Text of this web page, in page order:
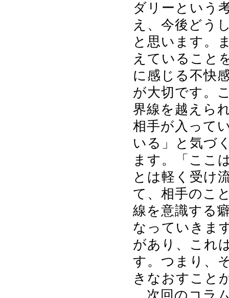
ダリーという
え、今後どう
と思います。
えていること
に感じる不快
が大切です。
界線を越えら
相手が入って
いる」と気づ
ます。「ここ
とは軽く受け
て、相手のこ
線を意識する
なっていきま
があり、これ
す。つまり、
きなおすこと
次回のコラ